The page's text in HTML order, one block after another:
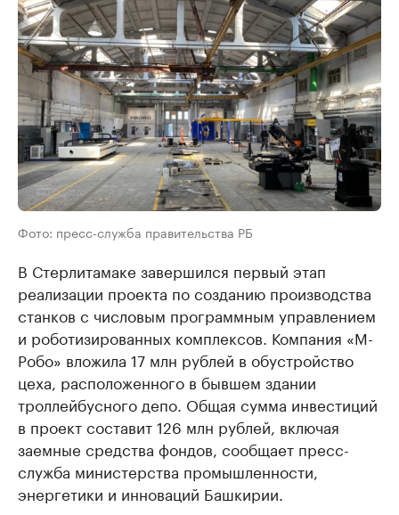
Фото: пресс-служба правительства РБ
В Стерлитамаке завершился первый этап
реализации проекта по созданию производства
станков с числовым программным управлением
и роботизированных комплексов. Компания «М-
Робо» вложила 17 млн рублей в обустройство
цеха, расположенного в бывшем здании
троллейбусного депо. Общая сумма инвестиций
в проект составит 126 млн рублей, включая
заемные средства фондов, сообщает пресс-
служба министерства промышленности,
энергетики и инноваций Башкирии.